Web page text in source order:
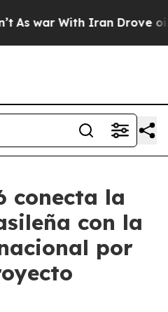
With Iran Drove oil
conecta la
con la
por